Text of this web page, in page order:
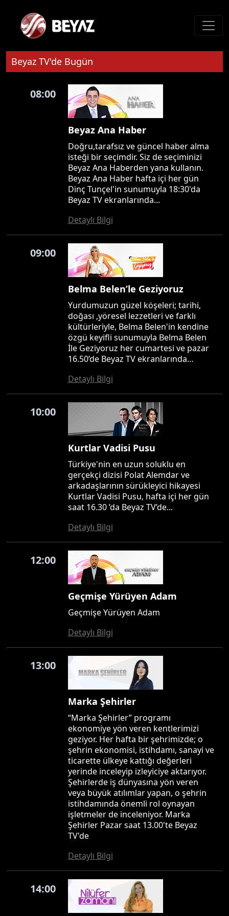
Beyaz TV'de Bugün
08:00
Beyaz Ana Haber
Doğru,tarafsız ve güncel haber alma
isteği bir seçimdir. Siz de seçiminizi
Beyaz Ana Haberden yana kullanın.
Beyaz Ana Haber hafta içi her gün
Dinç Tunçel'in sunumuyla 18:30'da
Beyaz TV ekranlarında...
Detaylı Bilgi
09:00
Belma Belen’le Geziyoruz
Yurdumuzun güzel köşeleri; tarihi,
doğası ,yöresel lezzetleri ve farklı
kültürleriyle, Belma Belen'in kendine
özgü keyifli sunumuyla Belma Belen
İle Geziyoruz her cumartesi ve pazar
16.50’de Beyaz TV ekranlarında…
Detaylı Bilgi
10:00
Kurtlar Vadisi Pusu
Türkiye'nin en uzun soluklu en
gerçekçi dizisi Polat Alemdar ve
arkadaşlarının sürükleyici hikayesi
Kurtlar Vadisi Pusu, hafta içi her gün
saat 16.30 ’da Beyaz TV’de...
Detaylı Bilgi
12:00
Geçmişe Yürüyen Adam
Geçmişe Yürüyen Adam
Detaylı Bilgi
13:00
Marka Şehirler
“Marka Şehirler” programı
ekonomiye yön veren kentlerimizi
geziyor. Her hafta bir şehrimizde; o
şehrin ekonomisi, istihdamı, sanayi ve
ticarette ülkeye kattığı değerleri
yerinde inceleyip izleyiciye aktarıyor.
Şehirlerde iş dünyasına yön veren
veya büyük atılımlar yapan, o şehrin
istihdamında önemli rol oynayan
işletmeler de inceleniyor. Marka
Şehirler Pazar saat 13.00'te Beyaz
TV'de
Detaylı Bilgi
14:00